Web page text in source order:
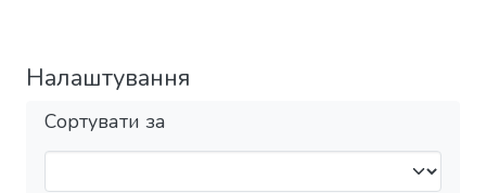
Налаштування
Сортувати за